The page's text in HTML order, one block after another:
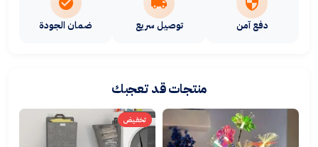
دفع آمن توصيل سريع ضمان الجودة
منتجات قد تعجبك
تخفيض